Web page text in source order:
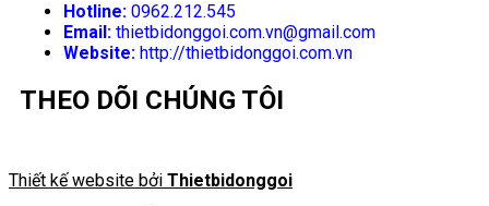
Hotline: 0962.212.545
Email: thietbidonggoi.com.vn@gmail.com
Website: http://thietbidonggoi.com.vn
THEO DÕI CHÚNG TÔI
Thiết kế website bởi Thietbidonggoi